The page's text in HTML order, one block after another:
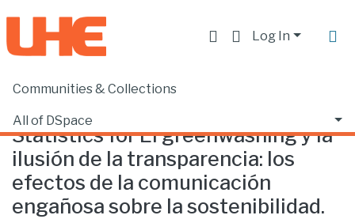
Log In
Communities & Collections
All of DSpace
Home Statistics
Statistics for El greenwashing y la
ilusión de la transparencia: los
efectos de la comunicación
engañosa sobre la sostenibilidad.